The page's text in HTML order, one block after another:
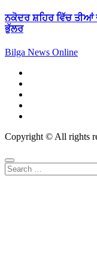
ਨਕੋਦਰ ਸ਼ਹਿਰ ਵਿੱਚ ਤੀਆਂ
ਭੁੱਲਰ
Bilga News Online
Copyright © All rights
Search
for: